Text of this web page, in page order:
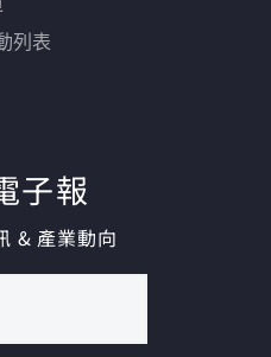
列表
子報
& 產業動向